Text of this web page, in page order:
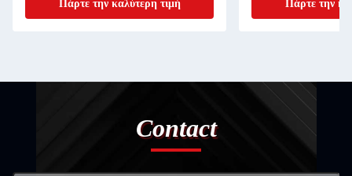
Πάρτε την καλύτερη τιμή Πάρτε την
Contact